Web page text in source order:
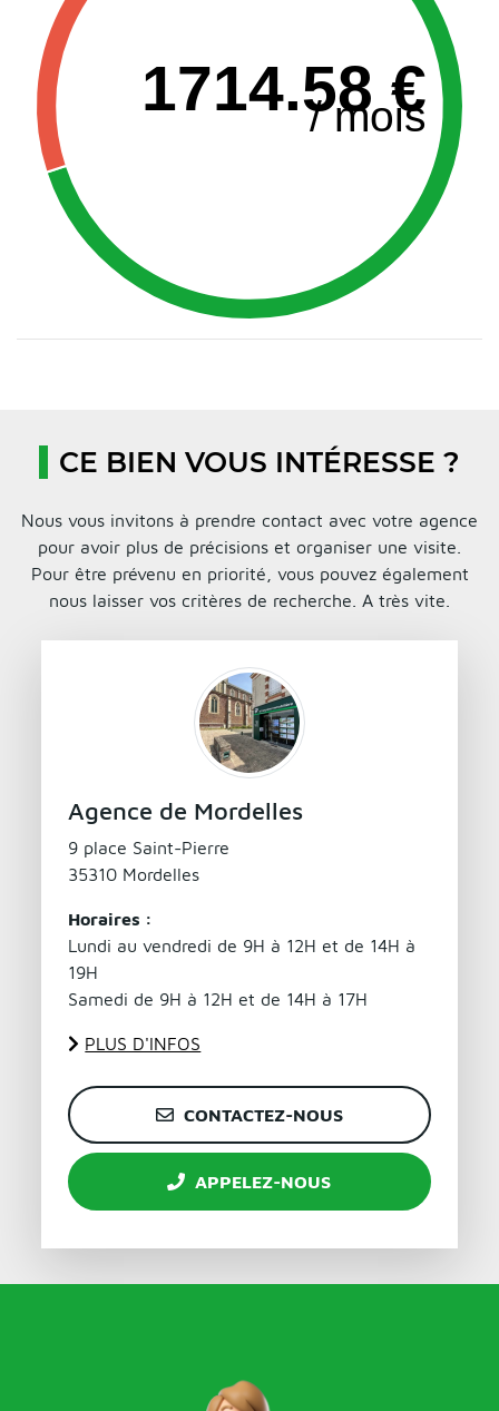
CE BIEN VOUS INTÉRESSE ?
Nous vous invitons à prendre contact avec votre agence
pour avoir plus de précisions et organiser une visite.
Pour être prévenu en priorité, vous pouvez également
nous laisser vos critères de recherche. A très vite.
Agence de Mordelles
9 place Saint-Pierre
35310 Mordelles
Horaires :
Lundi au vendredi de 9H à 12H et de 14H à
19H
Samedi de 9H à 12H et de 14H à 17H
PLUS D'INFOS
CONTACTEZ-NOUS
APPELEZ-NOUS